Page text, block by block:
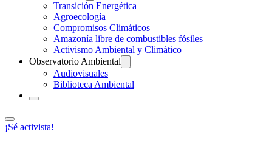
Transición Energética
Agroecología
Compromisos Climáticos
Amazonía libre de combustibles fósiles
Activismo Ambiental y Climático
Observatorio Ambiental
Audiovisuales
Biblioteca Ambiental
¡Sé activista!